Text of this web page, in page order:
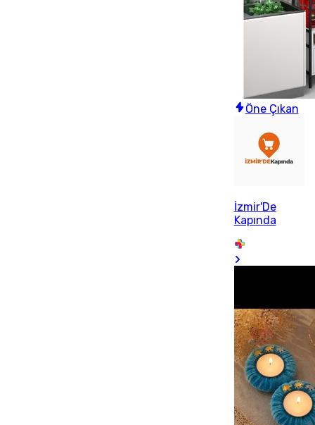
Öne Çıkan
İzmir'De
Kapında